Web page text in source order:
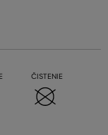
ČISTENIE